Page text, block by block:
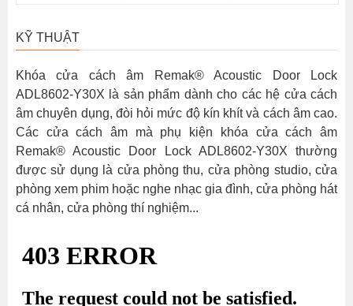
KỸ THUẬT
Khóa cửa cách âm Remak® Acoustic Door Lock
ADL8602-Y30X là sản phẩm dành cho các hệ cửa cách
âm chuyên dụng, đòi hỏi mức độ kín khít và cách âm cao.
Các cửa cách âm mà phụ kiện khóa cửa cách âm
Remak® Acoustic Door Lock ADL8602-Y30X thường
được sử dụng là cửa phòng thu, cửa phòng studio, cửa
phòng xem phim hoặc nghe nhạc gia đình, cửa phòng hát
cá nhân, cửa phòng thí nghiệm...